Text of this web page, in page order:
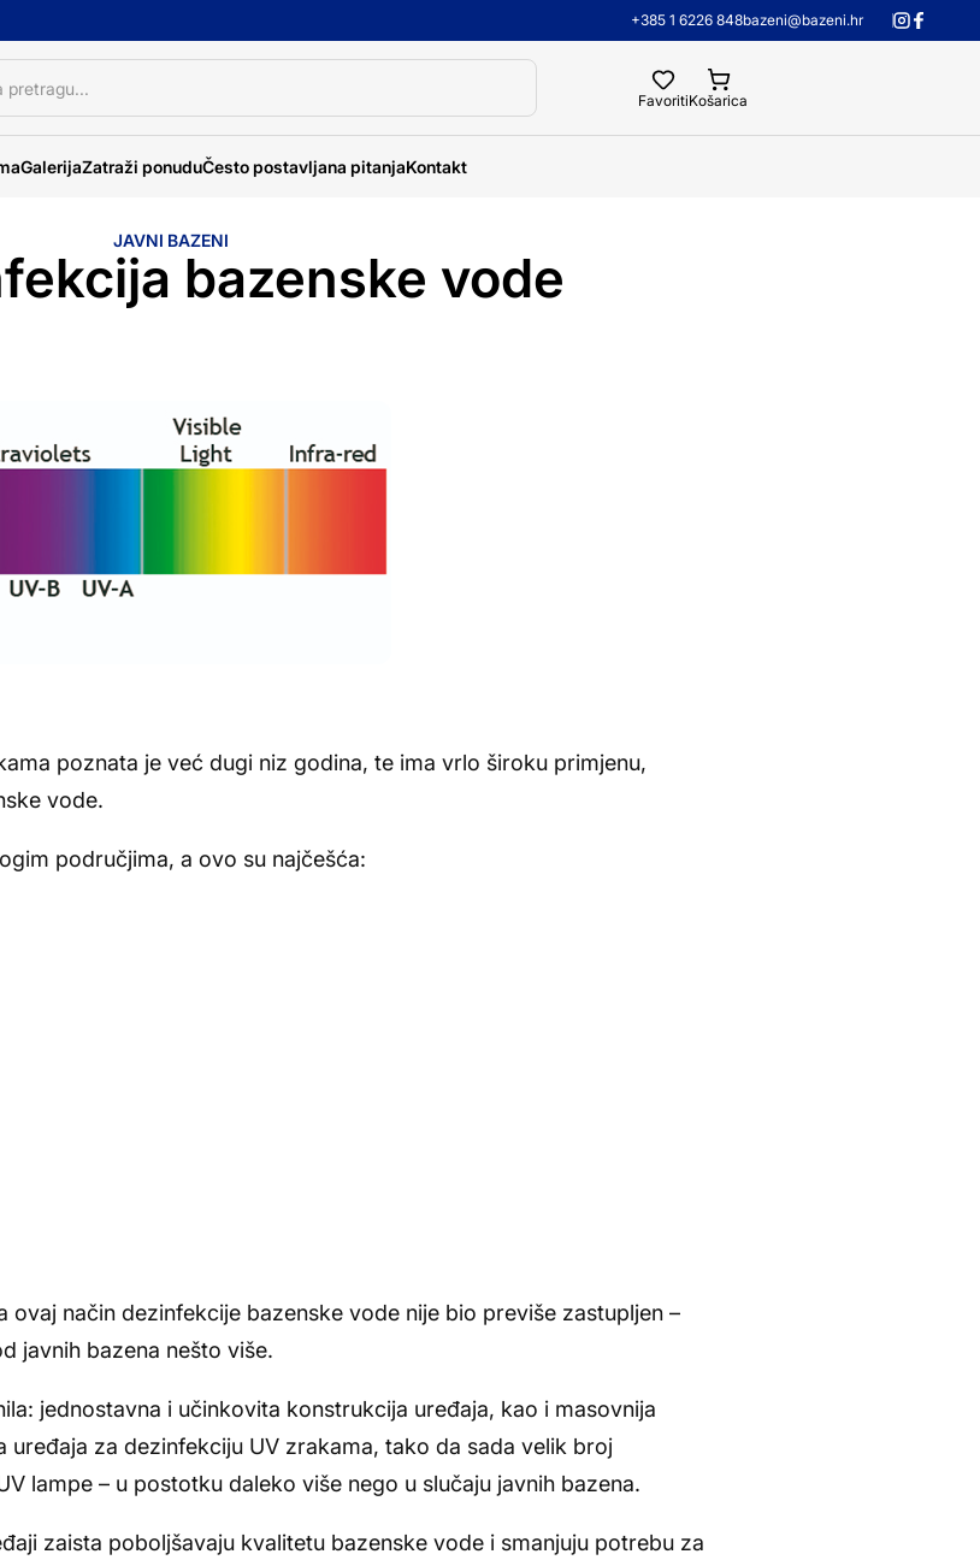
+385 1 6226 848bazeni@bazeni.hr
FavoritiKošarica
GalerijaZatraži ponuduČesto postavljana pitanjaKontakt
JAVNI BAZENI
bazenske vode
poznata je već dugi niz godina, te ima vrlo široku primjenu,
vode.
područjima, a ovo su najčešća:
način dezinfekcije bazenske vode nije bio previše zastupljen –
javnih bazena nešto više.
jednostavna i učinkovita konstrukcija uređaja, kao i masovnija
uređaja za dezinfekciju UV zrakama, tako da sada velik broj
lampe – u postotku daleko više nego u slučaju javnih bazena.
zaista poboljšavaju kvalitetu bazenske vode i smanjuju potrebu za